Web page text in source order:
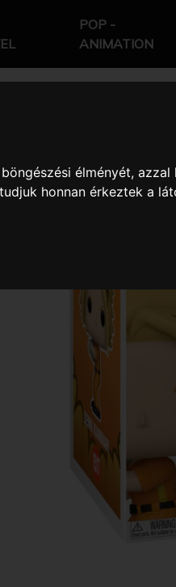
élményét,
honnan érkeztek a
POP -
ANIMATION